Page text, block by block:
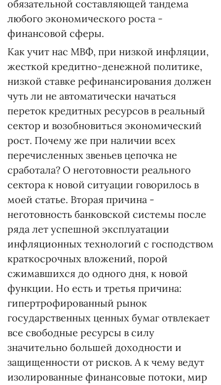
обязательной составляющей тандема
любого экономического роста -
финансовой сферы.
Как учит нас МВФ, при низкой инфляции,
жесткой кредитно-денежной политике,
низкой ставке рефинансирования должен
чуть ли не автоматически начаться
переток кредитных ресурсов в реальный
сектор и возобновиться экономический
рост. Почему же при наличии всех
перечисленных звеньев цепочка не
сработала? О неготовности реального
сектора к новой ситуации говорилось в
моей статье. Вторая причина -
неготовность банковской системы после
ряда лет успешной эксплуатации
инфляционных технологий с господством
краткосрочных вложений, порой
сжимавшихся до одного дня, к новой
функции. Но есть и третья причина:
гипертрофированный рынок
государственных ценных бумаг отвлекает
все свободные ресурсы в силу
значительно большей доходности и
защищенности от рисков. А к чему ведут
изолированные финансовые потоки, мир